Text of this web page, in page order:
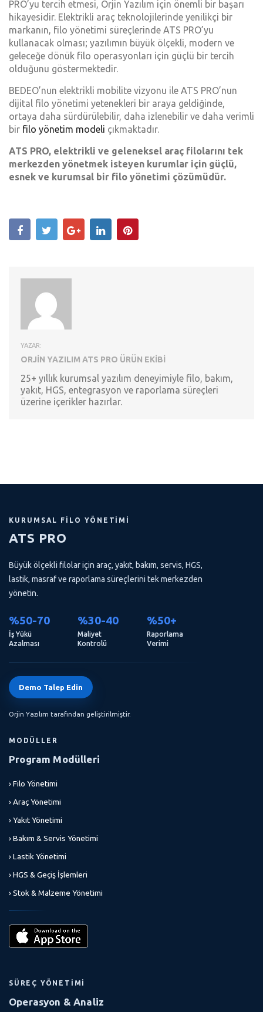
PRO’yu tercih etmesi, Orjin Yazılım için önemli bir başarı
hikayesidir. Elektrikli araç teknolojilerinde yenilikçi bir
markanın, filo yönetimi süreçlerinde ATS PRO’yu
kullanacak olması; yazılımın büyük ölçekli, modern ve
geleceğe dönük filo operasyonları için güçlü bir tercih
olduğunu göstermektedir.
BEDEO’nun elektrikli mobilite vizyonu ile ATS PRO’nun
dijital filo yönetimi yetenekleri bir araya geldiğinde,
ortaya daha sürdürülebilir, daha izlenebilir ve daha verimli
bir filo yönetim modeli çıkmaktadır.
ATS PRO, elektrikli ve geleneksel araç filolarını tek
merkezden yönetmek isteyen kurumlar için güçlü,
esnek ve kurumsal bir filo yönetimi çözümüdür.
YAZAR:
ORJIN YAZILIM ATS PRO ÜRÜN EKIBI
25+ yıllık kurumsal yazılım deneyimiyle filo, bakım,
yakıt, HGS, entegrasyon ve raporlama süreçleri
üzerine içerikler hazırlar.
KURUMSAL FILO YÖNETIMI
ATS PRO
Büyük ölçekli filolar için araç, yakıt, bakım, servis, HGS,
lastik, masraf ve raporlama süreçlerini tek merkezden
yönetin.
%50-70
İş Yükü
Azalması
%30-40
Maliyet
Kontrolü
%50+
Raporlama
Verimi
Demo Talep Edin
Orjin Yazılım tarafından geliştirilmiştir.
MODÜLLER
Program Modülleri
› Filo Yönetimi
› Araç Yönetimi
› Yakıt Yönetimi
› Bakım & Servis Yönetimi
› Lastik Yönetimi
› HGS & Geçiş İşlemleri
› Stok & Malzeme Yönetimi
SÜREÇ YÖNETIMI
Operasyon & Analiz